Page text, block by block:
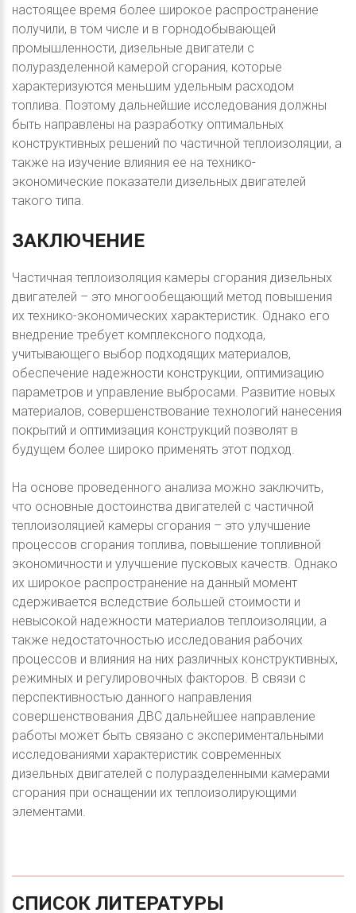
настоящее время более широкое распространение
получили, в том числе и в горнодобывающей
промышленности, дизельные двигатели с
полуразделенной камерой сгорания, которые
характеризуются меньшим удельным расходом
топлива. Поэтому дальнейшие исследования должны
быть направлены на разработку оптимальных
конструктивных решений по частичной теплоизоляции, а
также на изучение влияния ее на технико-
экономические показатели дизельных двигателей
такого типа.
ЗАКЛЮЧЕНИЕ
Частичная теплоизоляция камеры сгорания дизельных
двигателей – это многообещающий метод повышения
их технико-экономических характеристик. Однако его
внедрение требует комплексного подхода,
учитывающего выбор подходящих материалов,
обеспечение надежности конструкции, оптимизацию
параметров и управление выбросами. Развитие новых
материалов, совершенствование технологий нанесения
покрытий и оптимизация конструкций позволят в
будущем более широко применять этот подход.
На основе проведенного анализа можно заключить,
что основные достоинства двигателей с частичной
теплоизоляцией камеры сгорания – это улучшение
процессов сгорания топлива, повышение топливной
экономичности и улучшение пусковых качеств. Однако
их широкое распространение на данный момент
сдерживается вследствие большей стоимости и
невысокой надежности материалов теплоизоляции, а
также недостаточностью исследования рабочих
процессов и влияния на них различных конструктивных,
режимных и регулировочных факторов. В связи с
перспективностью данного направления
совершенствования ДВС дальнейшее направление
работы может быть связано с экспериментальными
исследованиями характеристик современных
дизельных двигателей с полуразделенными камерами
сгорания при оснащении их теплоизолирующими
элементами.
СПИСОК ЛИТЕРАТУРЫ